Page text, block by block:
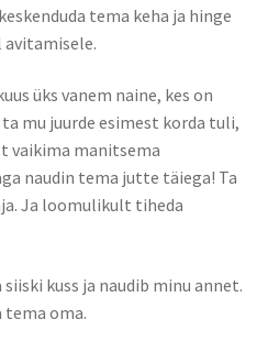
tema keha ja hinge
avitamisele.
üks vanem naine, kes on
mu juurde esimest korda tuli,
vaikima manitsema
naudin tema jutte täiega! Ta
Ja loomulikult tiheda
kuss ja naudib minu annet.
tema oma.